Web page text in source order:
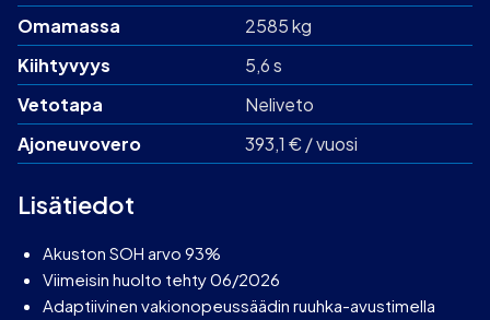
Omamassa
2585 kg
Kiihtyvyys
5,6 s
Vetotapa
Neliveto
Ajoneuvovero
393,1 € / vuosi
Lisätiedot
Akuston SOH arvo 93%
Viimeisin huolto tehty 06/2026
Adaptiivinen vakionopeussäädin ruuhka-avustimella